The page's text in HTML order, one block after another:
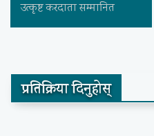
उत्कृष्ट करदाता सम्मानित
प्रतिक्रिया दिनुहोस्